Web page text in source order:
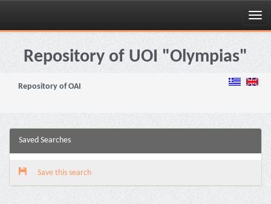
Skip
navigationRepository of UOI "Olympias"
Repository of OAI
Saved Searches
Save this search